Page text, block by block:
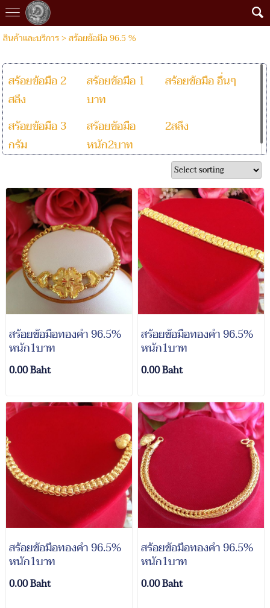
สินค้าและบริการ>สร้อยข้อมือ 96.5 %
สร้อยข้อมือ 2
สลึง
สร้อยข้อมือ 1
บาท
สร้อยข้อมือ อื่นๆ
สร้อยข้อมือ 3
กรัม
สร้อยข้อมือ
หนัก2บาท
2สลึง
สร้อยข้อมือทองคำ 96.5%
หนัก1บาท
0.00 Baht
สร้อยข้อมือทองคำ 96.5%
หนัก1บาท
0.00 Baht
สร้อยข้อมือทองคำ 96.5%
หนัก1บาท
0.00 Baht
สร้อยข้อมือทองคำ 96.5%
หนัก1บาท
0.00 Baht